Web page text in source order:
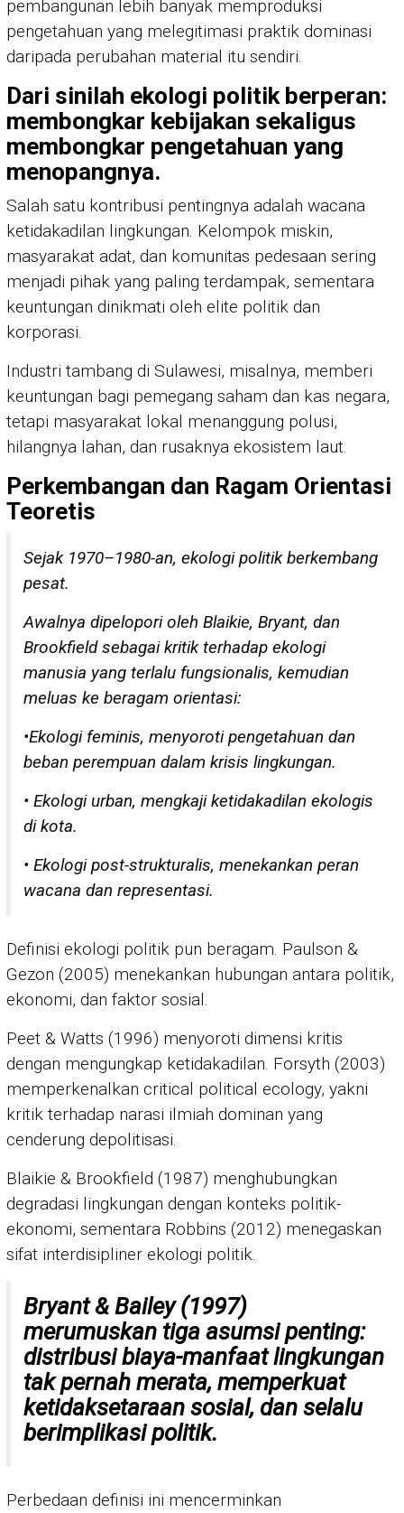
pembangunan lebih banyak memproduksi
pengetahuan yang melegitimasi praktik dominasi
daripada perubahan material itu sendiri.
Dari sinilah ekologi politik berperan:
membongkar kebijakan sekaligus
membongkar pengetahuan yang
menopangnya.
Salah satu kontribusi pentingnya adalah wacana
ketidakadilan lingkungan. Kelompok miskin,
masyarakat adat, dan komunitas pedesaan sering
menjadi pihak yang paling terdampak, sementara
keuntungan dinikmati oleh elite politik dan
korporasi.
Industri tambang di Sulawesi, misalnya, memberi
keuntungan bagi pemegang saham dan kas negara,
tetapi masyarakat lokal menanggung polusi,
hilangnya lahan, dan rusaknya ekosistem laut.
Perkembangan dan Ragam Orientasi
Teoretis
Sejak 1970–1980-an, ekologi politik berkembang
pesat.
Awalnya dipelopori oleh Blaikie, Bryant, dan
Brookfield sebagai kritik terhadap ekologi
manusia yang terlalu fungsionalis, kemudian
meluas ke beragam orientasi:
•Ekologi feminis, menyoroti pengetahuan dan
beban perempuan dalam krisis lingkungan.
• Ekologi urban, mengkaji ketidakadilan ekologis
di kota.
• Ekologi post-strukturalis, menekankan peran
wacana dan representasi.
Definisi ekologi politik pun beragam. Paulson &
Gezon (2005) menekankan hubungan antara politik,
ekonomi, dan faktor sosial.
Peet & Watts (1996) menyoroti dimensi kritis
dengan mengungkap ketidakadilan. Forsyth (2003)
memperkenalkan critical political ecology, yakni
kritik terhadap narasi ilmiah dominan yang
cenderung depolitisasi.
Blaikie & Brookfield (1987) menghubungkan
degradasi lingkungan dengan konteks politik-
ekonomi, sementara Robbins (2012) menegaskan
sifat interdisipliner ekologi politik.
Bryant & Bailey (1997)
merumuskan tiga asumsi penting:
distribusi biaya-manfaat lingkungan
tak pernah merata, memperkuat
ketidaksetaraan sosial, dan selalu
berimplikasi politik.
Perbedaan definisi ini mencerminkan